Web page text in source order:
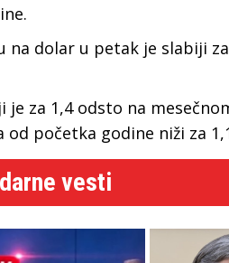
dolar u petak je slabiji
za 1,4 odsto na
od početka godine niži za
vesti